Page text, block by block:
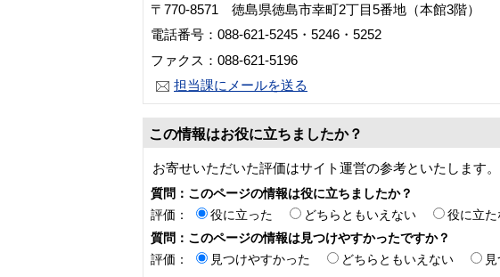
〒770-8571 徳島県徳島市幸町2丁目5番地（本館3階）
電話番号：088-621-5245・5246・5252
ファクス：088-621-5196
担当課にメールを送る
この情報はお役に立ちましたか？
お寄せいただいた評価はサイト運営の参考といたします。
質問：このページの情報は役に立ちましたか？
評価：
役に立った どちらともいえない
役に立た
質問：このページの情報は見つけやすかったですか？
評価：
見つけやすかった どちらともいえない